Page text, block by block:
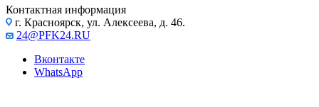
Контактная информация
г. Красноярск, ул. Алексеева, д. 46.
24@PFK24.RU
Вконтакте
WhatsApp